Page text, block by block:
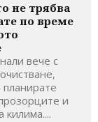
не трябва
по време
вече с
и
килима....